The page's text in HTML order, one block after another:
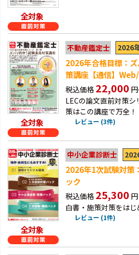
全対象
全対象
不動産鑑定士 2026
2026年合格目標：
策講座【通信】
税込価格 22,000
LECの論文直前対策
策はこの講座で万全！
レビュー (3件)
全対象
中小企業診断士
2026年1次試験対策
ック
税込価格 25,300 円
白書・施策対策をは
レビュー (1件)